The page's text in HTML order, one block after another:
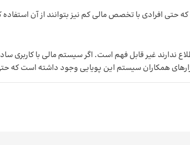
که حتی افرادی با تخصص مالی کم نیز بتوانند از آن
ندارند غیر قابل فهم است. اگر سیستم مالی با
همکاران سیستم این پویایی وجود داشته است که